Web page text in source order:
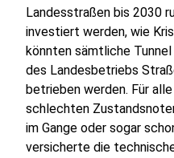
Landesstraßen bis 2030
investiert werden, wie
könnten sämtliche
des Landesbetriebs
betrieben werden. Für
schlechten
im Gange oder sogar
versicherte die